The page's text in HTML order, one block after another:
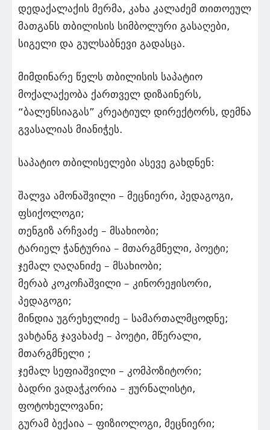
დედაქალაქის მერმა, კახა კალაძემ თითოეულ
მათგანს თბილისის სიმბოლური გასაღები,
სიგელი და გულსაბნევი გადასცა.
მიმდინარე წელს თბილისის საპატიო
მოქალაქეობა ქართველ დიზაინერს,
“ბალენსიაგას” კრეატიულ დირექტორს, დემნა
გვასალიას მიანიჭეს.
საპატიო თბილისელები ასევე გახდნენ:
შალვა ამონაშვილი – მეცნიერი, პედაგოგი,
ფსიქოლოგი;
თენგიზ არჩვაძე – მსახიობი;
ტარიელ ჭანტურია – მთარგმნელი, პოეტი;
ჯემალ ღაღანიძე – მსახიობი;
მერაბ კოკოჩაშვილი – კინორეჟისორი,
პედაგოგი;
მინდია უგრეხელიძე – სამართალმცოდნე;
ვახტანგ ჯავახაძე – პოეტი, მწერალი,
მთარგმნელი ;
ჯემალ სეფიაშვილი – კომპოზიტორი;
ბადრი ვადაჭკორია – ჟურნალისტი,
ფოტოხელოვანი;
გურამ ბექაია – ფიზიოლოგი, მეცნიერი;